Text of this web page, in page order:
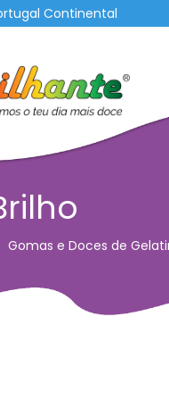
Continental
Gomas e Doces de